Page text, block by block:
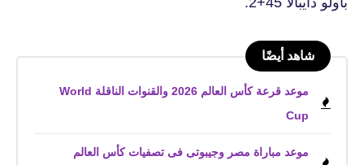
شاهد أيضًا
موعد قرعة كأس العالم 2026 والقنوات الناقلة World
Cup
موعد مباراة مصر وجيبوتى فى تصفيات كأس العالم